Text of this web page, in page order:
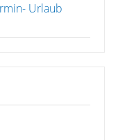
Urlaub